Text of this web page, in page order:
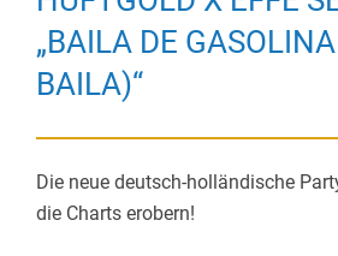
„BAILA DE
BAILA)“
Die neue deutsch-holländische
die Charts erobern!